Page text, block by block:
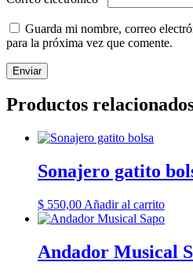
Guarda mi nombre, correo
para la próxima vez que comente.
Productos
Sonajero gatito
$ 550,00 Añadir al carrito
Andador Musical